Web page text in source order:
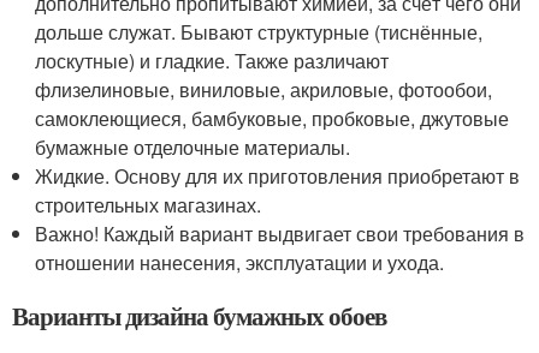
дольше служат. Бывают структурные (тиснённые,
лоскутные) и гладкие. Также различают
флизелиновые, виниловые, акриловые, фотообои,
самоклеющиеся, бамбуковые, пробковые, джутовые
бумажные отделочные материалы.
Жидкие. Основу для их приготовления приобретают в
строительных магазинах.
Важно! Каждый вариант выдвигает свои требования в
отношении нанесения, эксплуатации и ухода.
Варианты дизайна бумажных обоев